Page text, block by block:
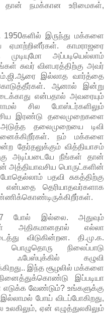
தான் நமக்கான உரிமைகள்,
1950களில் இருந்து மக்களை
காமராஜரை
முடியுமோ அப்படியெல்லாம்
சுவர் விளபரத்திற்கு அவர்
இல்லாத வார்த்தை
ஆனால் இன்று
என்பதால் அவரையும்
சில போஸ்டர்களிலும்
இரண்டு தலைமுறைகளை
தலைமுறையை டிவி
நம் மக்களை
தேர்தலுக்கும் வித்தியாசம்
அடிப்படையே நீங்கள் தான்
அத்தியாவசிய பொருட்களின்
பதவி சுகத்திற்கு
என்பதை தெரியாதவர்களாக
போல் இல்லை. அதுவும்
அதிகமானதால் எல்லா
விடுகின்றன. தி.மு.க.
நிலைப்பாடு
ஃபேஸ்புக்கில் கழுவி
இந்த சூழலில் மக்களை
இப்படியா
வேண்டும்? உங்களுக்கு
போய் விடப்போகிறது,
ஏன் எழுத்துலகிலும்